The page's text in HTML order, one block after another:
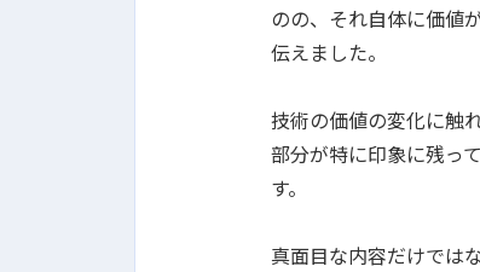
のの、それ自体に価値
伝えました。
技術の価値の変化に触
部分が特に印象に残っ
す。
真面目な内容だけでは